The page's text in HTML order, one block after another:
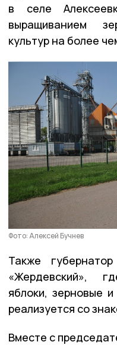
в селе
выращиванием
культур на более
Фото: Алексей Бучнев
Также
«Жердевский»,
яблоки, зерновые
реализуется со
Вместе с